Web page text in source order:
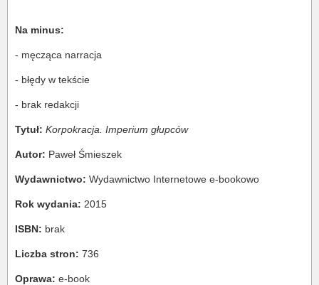
Na minus:
- męcząca narracja
- błędy w tekście
- brak redakcji
Tytuł: Korpokracja. Imperium głupców
Autor: Paweł Śmieszek
Wydawnictwo: Wydawnictwo Internetowe e-bookowo
Rok wydania: 2015
ISBN: brak
Liczba stron: 736
Oprawa: e-book